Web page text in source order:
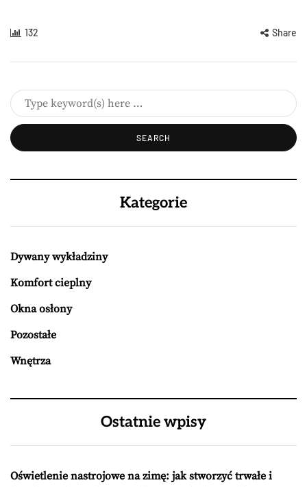
132 Share
Kategorie
Dywany wykładziny
Komfort cieplny
Okna osłony
Pozostałe
Wnętrza
Ostatnie wpisy
Oświetlenie nastrojowe na zimę: jak stworzyć trwałe i